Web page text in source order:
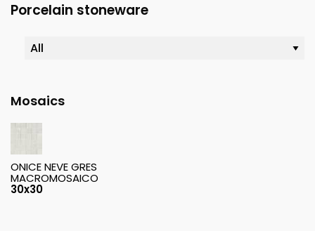
Porcelain stoneware
Mosaics
ONICE NEVE GRES
MACROMOSAICO
30x30